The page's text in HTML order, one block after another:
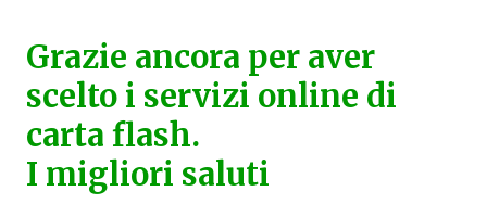
Grazie ancora per aver
scelto i servizi online di
carta flash.
I migliori saluti